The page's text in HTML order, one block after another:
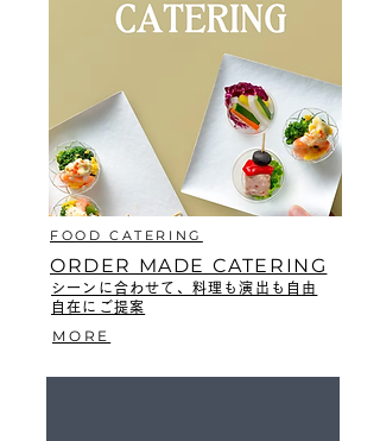
FOOD CATERING
ORDER MADE CATERING
シーンに合わせて、料理も演出も自由
自在にご提案
MORE